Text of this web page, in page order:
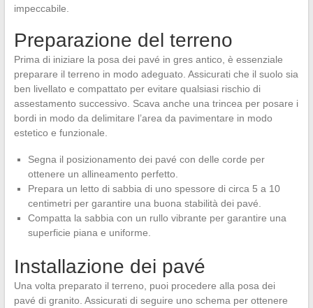
impeccabile.
Preparazione del terreno
Prima di iniziare la posa dei pavé in gres antico, è essenziale
preparare il terreno in modo adeguato. Assicurati che il suolo sia
ben livellato e compattato per evitare qualsiasi rischio di
assestamento successivo. Scava anche una trincea per posare i
bordi in modo da delimitare l’area da pavimentare in modo
estetico e funzionale.
Segna il posizionamento dei pavé con delle corde per
ottenere un allineamento perfetto.
Prepara un letto di sabbia di uno spessore di circa 5 a 10
centimetri per garantire una buona stabilità dei pavé.
Compatta la sabbia con un rullo vibrante per garantire una
superficie piana e uniforme.
Installazione dei pavé
Una volta preparato il terreno, puoi procedere alla posa dei
pavé di granito. Assicurati di seguire uno schema per ottenere